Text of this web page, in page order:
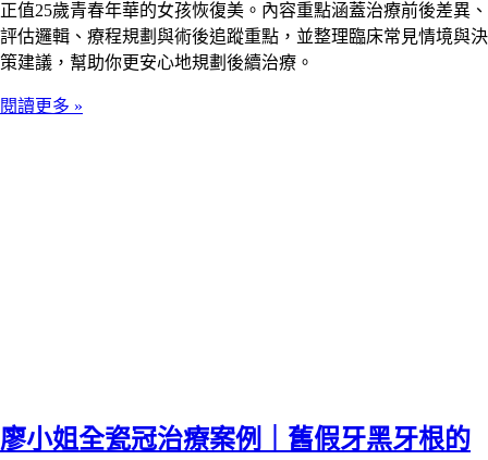
正值25歲青春年華的女孩恢復美。內容重點涵蓋治療前後差異、
評估邏輯、療程規劃與術後追蹤重點，並整理臨床常見情境與決
策建議，幫助你更安心地規劃後續治療。
閱讀更多 »
廖小姐全瓷冠治療案例｜舊假牙黑牙根的